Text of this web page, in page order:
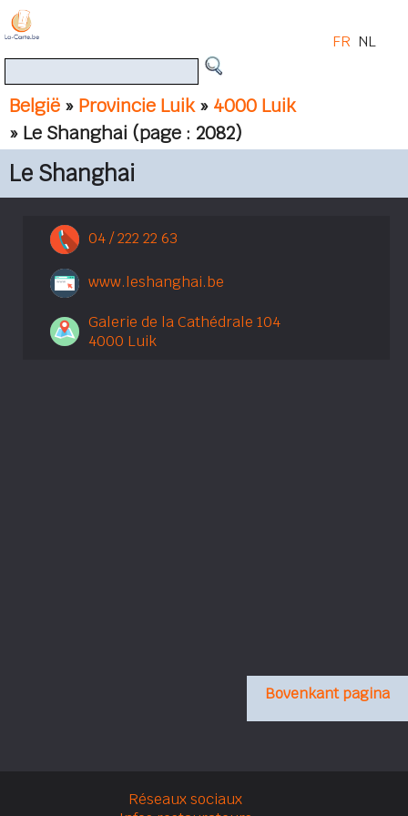
België » Provincie Luik» 4000 Luik
» Le Shanghai (page : 2082)
FR NL
Le Shanghai
04 / 222 22 63
www.leshanghai.be
Galerie de la Cathédrale 104
4000 Luik
Bovenkant pagina
Réseaux sociaux